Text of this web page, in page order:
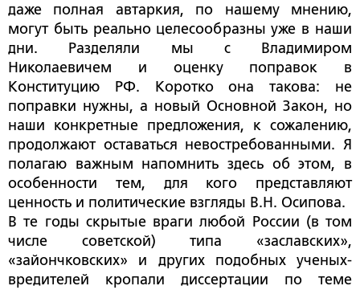
даже полная автаркия, по нашему мнению,
могут быть реально целесообразны уже в наши
дни. Разделяли мы с Владимиром
Николаевичем и оценку поправок в
Конституцию РФ. Коротко она такова: не
поправки нужны, а новый Основной Закон, но
наши конкретные предложения, к сожалению,
продолжают оставаться невостребованными. Я
полагаю важным напомнить здесь об этом, в
особенности тем, для кого представляют
ценность и политические взгляды В.Н. Осипова.
В те годы скрытые враги любой России (в том
числе советской) типа «заславских»,
«зайончковских» и других подобных ученых-
вредителей кропали диссертации по теме